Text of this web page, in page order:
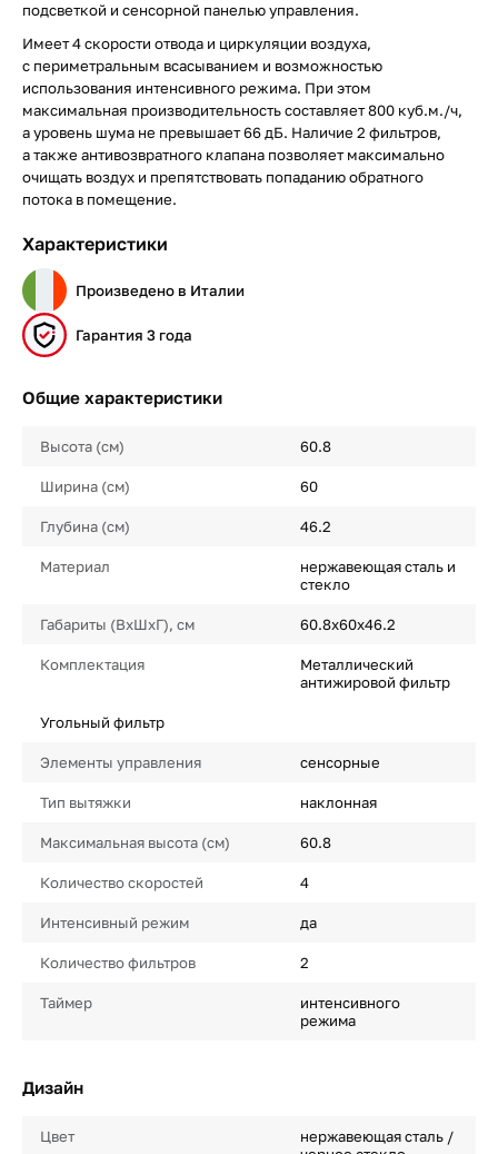
подсветкой и сенсорной панелью управления.
Имеет 4 скорости отвода и циркуляции воздуха,
с периметральным всасыванием и возможностью
использования интенсивного режима. При этом
максимальная производительность составляет 800 куб.м./ч,
а уровень шума не превышает 66 дБ. Наличие 2 фильтров,
а также антивозвратного клапана позволяет максимально
очищать воздух и препятствовать попаданию обратного
потока в помещение.
Характеристики
Произведено в Италии
Гарантия 3 года
Общие характеристики
Высота (см) 60.8
Ширина (см) 60
Глубина (см) 46.2
Материал
нержавеющая сталь и
стекло
Габариты (ВхШхГ), см 60.8х60х46.2
Комплектация
Металлический
антижировой фильтр
Угольный фильтр
Элементы управления сенсорные
Тип вытяжки наклонная
Максимальная высота (см) 60.8
Количество скоростей 4
Интенсивный режим да
Количество фильтров 2
Таймер
интенсивного
режима
Дизайн
Цвет
нержавеющая сталь /